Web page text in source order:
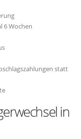
6 Wochen
statt
in